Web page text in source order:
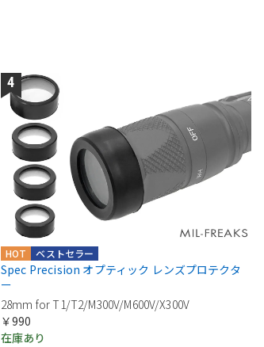
ベストセラー
HOT
Spec Precision オプティック レンズプロテクタ
ー
28mm for T1/T2/M300V/M600V/X300V
￥990
在庫あり